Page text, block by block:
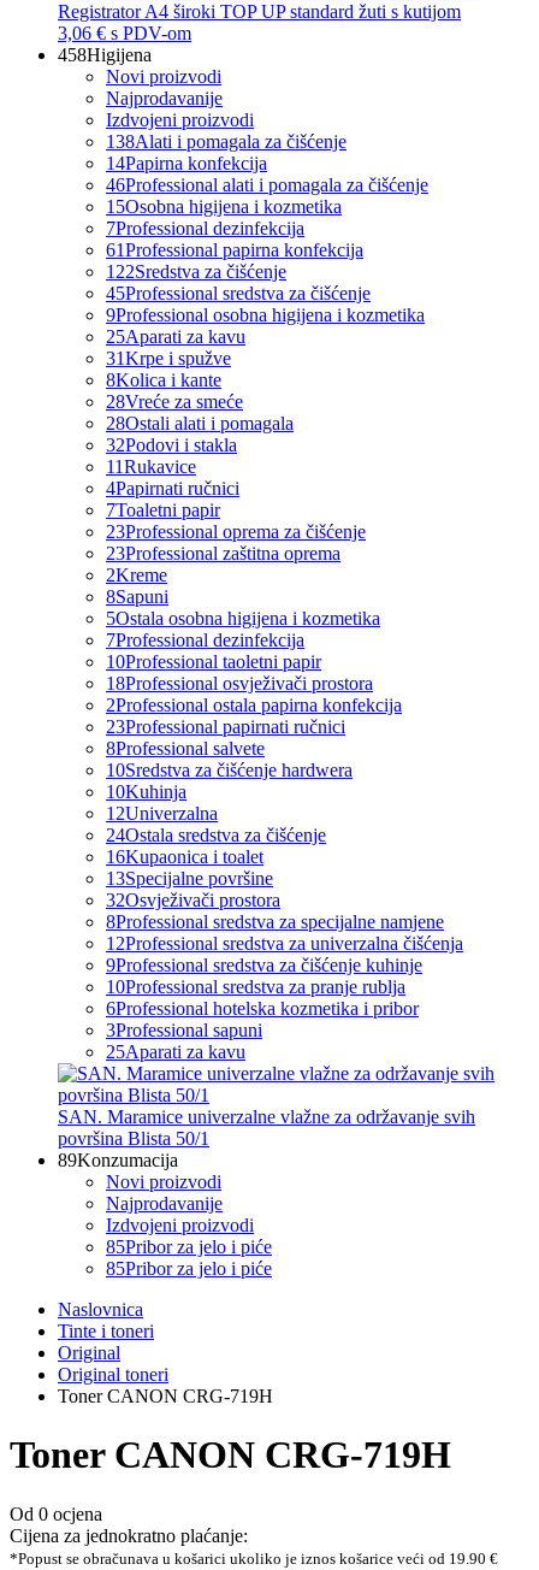
Registrator A4 široki TOP UP standard žuti s kutijom
3,06 € s PDV-om
458Higijena
Novi proizvodi
Najprodavanije
Izdvojeni proizvodi
138Alati i pomagala za čišćenje
14Papirna konfekcija
46Professional alati i pomagala za čišćenje
15Osobna higijena i kozmetika
7Professional dezinfekcija
61Professional papirna konfekcija
122Sredstva za čišćenje
45Professional sredstva za čišćenje
9Professional osobna higijena i kozmetika
25Aparati za kavu
31Krpe i spužve
8Kolica i kante
28Vreće za smeće
28Ostali alati i pomagala
32Podovi i stakla
11Rukavice
4Papirnati ručnici
7Toaletni papir
23Professional oprema za čišćenje
23Professional zaštitna oprema
2Kreme
8Sapuni
5Ostala osobna higijena i kozmetika
7Professional dezinfekcija
10Professional taoletni papir
18Professional osvježivači prostora
2Professional ostala papirna konfekcija
23Professional papirnati ručnici
8Professional salvete
10Sredstva za čišćenje hardwera
10Kuhinja
12Univerzalna
24Ostala sredstva za čišćenje
16Kupaonica i toalet
13Specijalne površine
32Osvježivači prostora
8Professional sredstva za specijalne namjene
12Professional sredstva za univerzalna čišćenja
9Professional sredstva za čišćenje kuhinje
10Professional sredstva za pranje rublja
6Professional hotelska kozmetika i pribor
3Professional sapuni
25Aparati za kavu
SAN. Maramice univerzalne vlažne za održavanje svih
površina Blista 50/1
89Konzumacija
Novi proizvodi
Najprodavanije
Izdvojeni proizvodi
85Pribor za jelo i piće
85Pribor za jelo i piće
Naslovnica
Tinte i toneri
Original
Original toneri
Toner CANON CRG-719H
Toner CANON CRG-719H
Od 0 ocjena
Cijena za jednokratno plaćanje:
*Popust se obračunava u košarici ukoliko je iznos košarice veći od 19.90 €